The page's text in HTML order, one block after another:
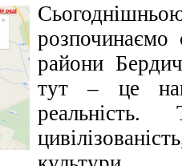
розпочинаємо
райони
тут – це